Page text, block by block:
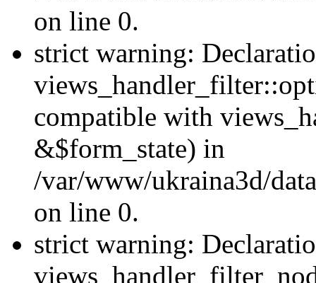
on line 0.
strict warning:
compatible with
&$form_state) in
/var/www/ukraina3d/
on line 0.
strict warning: